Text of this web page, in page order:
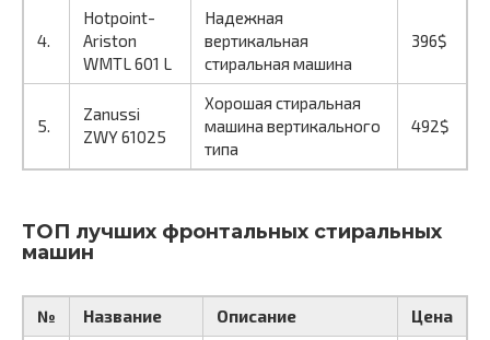
4.
Hotpoint-
Ariston
WMTL 601 L
Надежная
вертикальная
стиральная машина
396$
5.
Zanussi
ZWY 61025
Хорошая стиральная
машина вертикального
типа
492$
ТОП лучших фронтальных стиральных
машин
№ Название Описание Цена